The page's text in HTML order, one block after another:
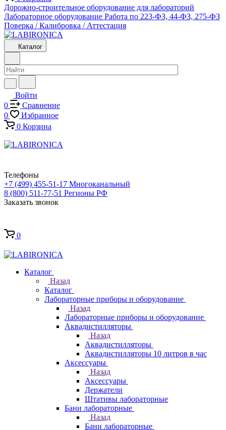
Дорожно-строительное оборудование для лабораторий
Лабораторное оборудование Работа по 223-ФЗ, 44-ФЗ, 275-ФЗ
Поверка / Калибровка / Аттестация
Каталог
Войти
0
Сравнение
0
Избранное
0 Корзина
Телефоны
+7 (499) 455-51-17 Многоканальный
8 (800) 511-77-51 Регионы РФ
Заказать звонок
0
Каталог
Назад
Каталог
Лабораторные приборы и оборудование
Назад
Лабораторные приборы и оборудование
Аквадистилляторы
Назад
Аквадистилляторы
Аквадистилляторы 10 литров в час
Аксессуары
Назад
Аксессуары
Держатели
Штативы лабораторные
Бани лабораторные
Назад
Бани лабораторные